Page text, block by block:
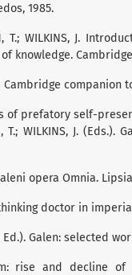
1985.
T.; WILKINS, J.
knowledge. Cambridge:
Cambridge companion
of prefatory self-
T.; WILKINS, J.
opera Omnia.
thinking doctor in
Ed.). Galen: selected
rise and decline